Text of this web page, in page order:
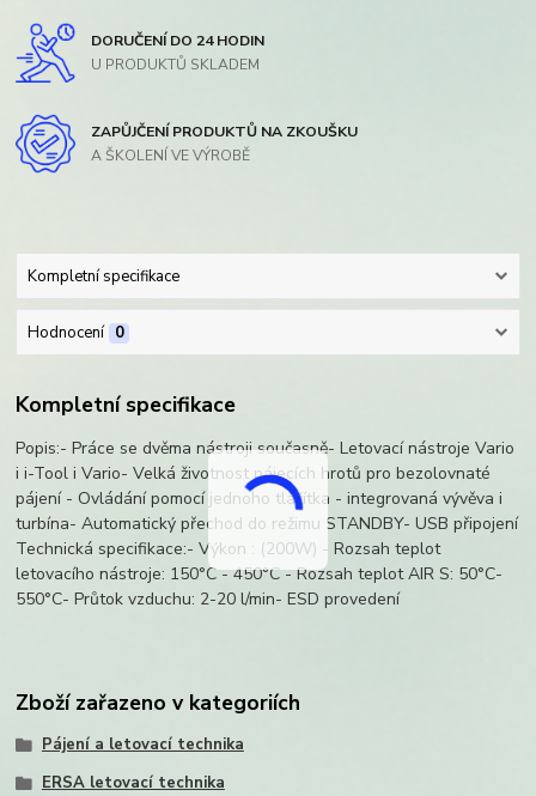
DORUČENÍ DO 24 HODIN
U PRODUKTŮ SKLADEM
ZAPŮJČENÍ PRODUKTŮ NA ZKOUŠKU
A ŠKOLENÍ VE VÝROBĚ
Kompletní specifikace
Hodnocení 0
Kompletní specifikace
Popis:- Práce se dvěma nástroji současně- Letovací nástroje Vario
i i-Tool i Vario- Velká životnost pájecích hrotů pro bezolovnaté
pájení - Ovládání pomocí jednoho tlačítka - integrovaná vývěva i
turbína- Automatický přechod do režimu STANDBY- USB připojení
Technická specifikace:- Výkon : (200W) - Rozsah teplot
letovacího nástroje: 150°C - 450°C - Rozsah teplot AIR S: 50°C-
550°C- Průtok vzduchu: 2-20 l/min- ESD provedení
Zboží zařazeno v kategoriích
Pájení a letovací technika
ERSA letovací technika